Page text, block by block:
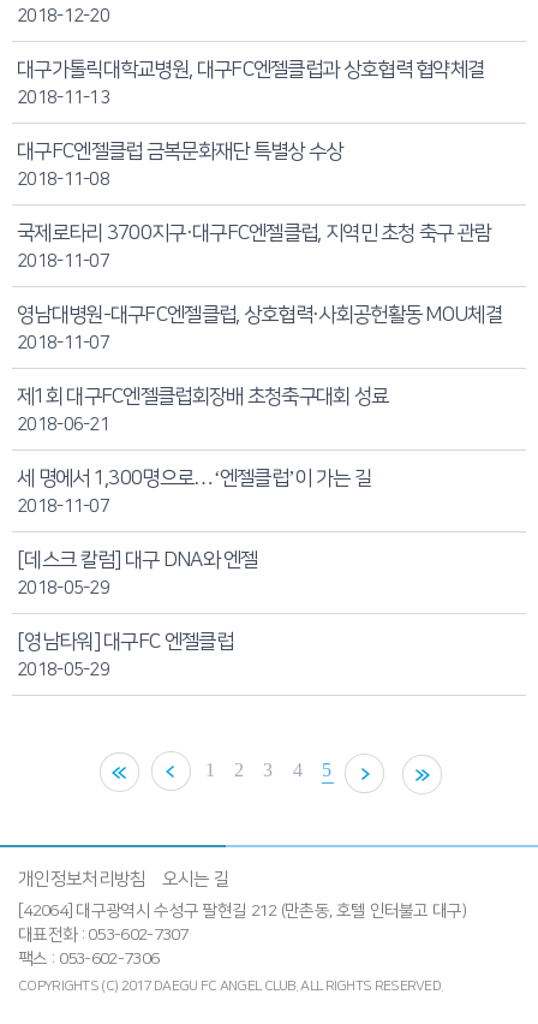
2018-12-20
대구가톨릭대학교병원, 대구FC엔젤클럽과 상호협력 협약체결
2018-11-13
대구FC엔젤클럽 금복문화재단 특별상 수상
2018-11-08
국제로타리 3700지구·대구FC엔젤클럽, 지역민 초청 축구 관람
2018-11-07
영남대병원-대구FC엔젤클럽, 상호협력·사회공헌활동 MOU체결
2018-11-07
제1회 대구FC엔젤클럽회장배 초청축구대회 성료
2018-06-21
세 명에서 1,300명으로…‘엔젤클럽’이 가는 길
2018-11-07
[데스크 칼럼] 대구 DNA와 엔젤
2018-05-29
[영남타워] 대구FC 엔젤클럽
2018-05-29
1 2 3 4 5
개인정보처리방침 오시는 길
[42064] 대구광역시 수성구 팔현길 212 (만촌동, 호텔 인터불고 대구)
대표전화 : 053-602-7307
팩스 : 053-602-7306
COPYRIGHTS (C) 2017 DAEGU FC ANGEL CLUB. ALL RIGHTS RESERVED.